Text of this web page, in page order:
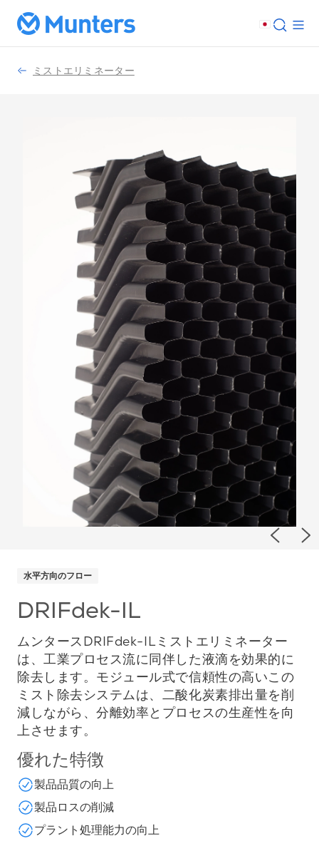
ミストエリミネーター
水平方向のフロー
DRIFdek-IL
ムンタースDRIFdek-ILミストエリミネーター
は、工業プロセス流に同伴した液滴を効果的に
除去します。モジュール式で信頼性の高いこの
ミスト除去システムは、二酸化炭素排出量を削
減しながら、分離効率とプロセスの生産性を向
上させます。
優れた特徴
製品品質の向上
製品ロスの削減
プラント処理能力の向上